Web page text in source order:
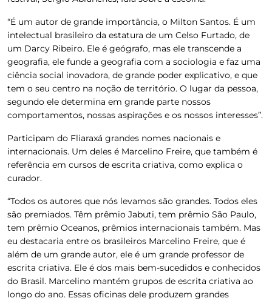
“É um autor de grande importância, o Milton Santos. É um
intelectual brasileiro da estatura de um Celso Furtado, de
um Darcy Ribeiro. Ele é geógrafo, mas ele transcende a
geografia, ele funde a geografia com a sociologia e faz uma
ciência social inovadora, de grande poder explicativo, e que
tem o seu centro na noção de território. O lugar da pessoa,
segundo ele determina em grande parte nossos
comportamentos, nossas aspirações e os nossos interesses”.
Participam do Fliaraxá grandes nomes nacionais e
internacionais. Um deles é Marcelino Freire, que também é
referência em cursos de escrita criativa, como explica o
curador.
“Todos os autores que nós levamos são grandes. Todos eles
são premiados. Têm prêmio Jabuti, tem prêmio São Paulo,
tem prêmio Oceanos, prêmios internacionais também. Mas
eu destacaria entre os brasileiros Marcelino Freire, que é
além de um grande autor, ele é um grande professor de
escrita criativa. Ele é dos mais bem-sucedidos e conhecidos
do Brasil. Marcelino mantém grupos de escrita criativa ao
longo do ano. Essas oficinas dele produzem grandes